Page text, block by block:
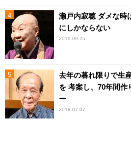
瀬戸内寂聴 ダメな時
にしかならない
2019.09.25
去年の暮れ限りで生
を 考案し、70年間作
ー
2018.07.07